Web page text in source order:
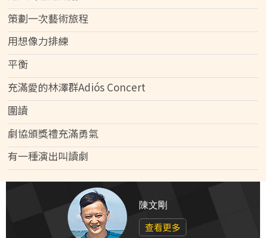
策劃一次藝術旅程
用想像力排練
平衡
充滿愛的林澤群Adiós Concert
圍讀
劇協頒獎禮充滿勇氣
有一種演出叫讀劇
陳文剛
查看更多